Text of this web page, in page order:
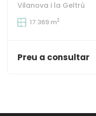
Vilanova i la Geltrú
17.369 m2
Preu a consultar